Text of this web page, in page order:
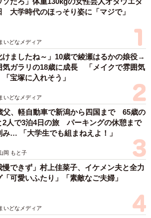
ら良いかなと思い、ボウルにお水を入
。
からね」
ゃんに声をかけます。つみれちゃんは
んでくれました。
大学時代のほっそり姿に「マジで」
いどなメディア
けましたね～」10歳で綾瀬はるかの娘役→
気ガラリの18歳に成長 「メイクで雰囲気
「宝塚に入れそう」
いどなメディア
父、軽自動車で新潟から四国まで 65歳の
2人で3泊4日の旅 パーキングの休憩まで
み… 「大学生でも組まねえよ！」
岡 もと子
慢できず」村上佳菜子、イケメン夫と全力
「可愛いふたり」「素敵なご夫婦」
いどなメディア